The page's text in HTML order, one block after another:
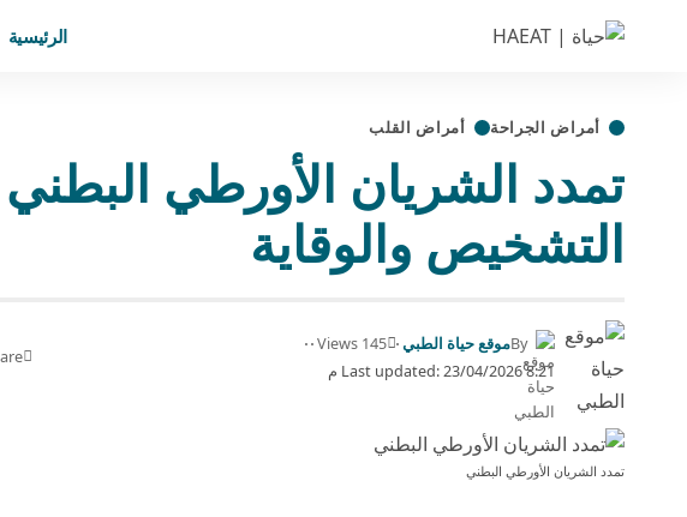
الرئيسية
أمراض الجراحة أمراض القلب
التشخيص والوقاية
Last updated: 23/04/2026 8:21 م
Byموقع حياة الطبي 145 Views
تمدد الشريان الأورطي البطني